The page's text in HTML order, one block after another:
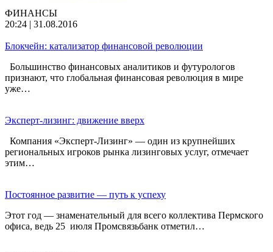
ФИНАНСЫ
20:24 | 31.08.2016
Блокчейн: катализатор финансовой революции
Большинство финансовых аналитиков и футурологов
признают, что глобальная финансовая революция в мире
уже…
Эксперт-лизинг: движение вверх
Компания «Эксперт-Лизинг» — один из крупнейших
региональных игроков рынка лизинговых услуг, отмечает
этим…
Постоянное развитие — путь к успеху
Этот год — знаменательный для всего коллектива Пермского
офиса, ведь 25 июля Промсвязьбанк отметил…